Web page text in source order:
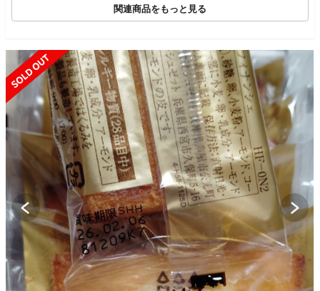
関連商品をもっと見る
SOLD OUT